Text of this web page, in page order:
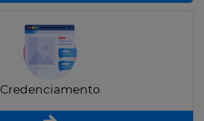
Credenciamento